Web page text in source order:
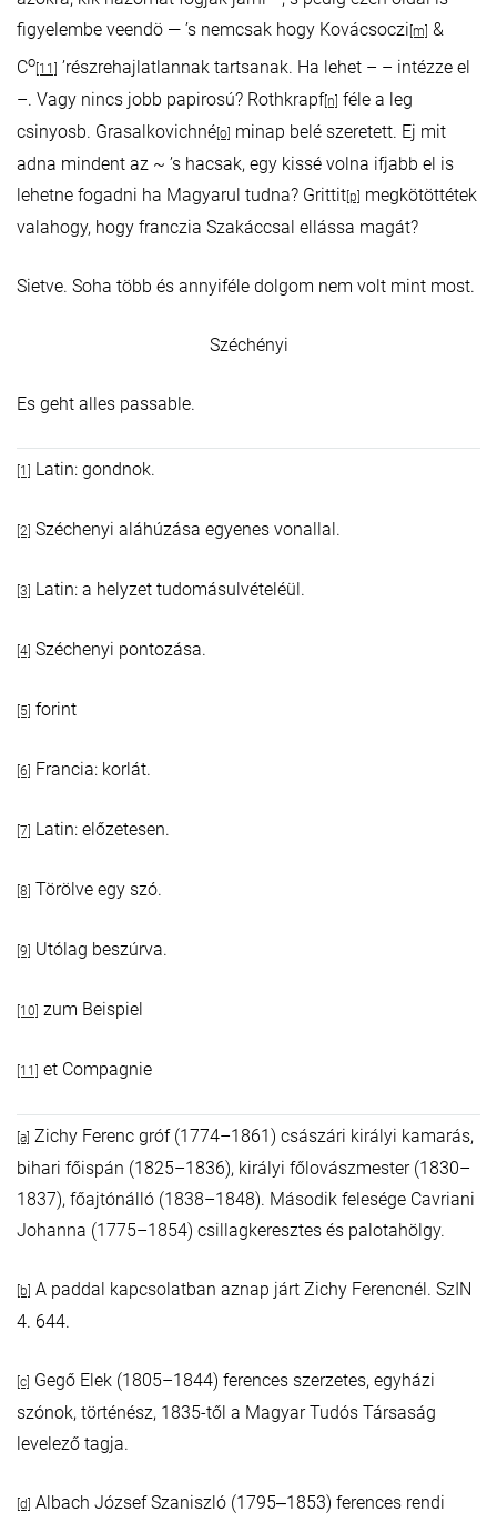
figyelembe veendö — ’s nemcsak hogy Kovácsoczi[m] &
Co [11]
’részrehajlatlannak tartsanak. Ha lehet – – intézze el
–. Vagy nincs jobb papirosú? Rothkrapf [n] féle a leg
csinyosb. Grasalkovichné [o] minap belé szeretett. Ej mit
adna mindent az ~ ’s hacsak, egy kissé volna ifjabb el is
lehetne fogadni ha Magyarul tudna? Grittit [p]
megkötöttétek
valahogy, hogy franczia Szakáccsal ellássa magát?
Sietve. Soha több és annyiféle dolgom nem volt mint most.
Széchényi
Es geht alles passable.
[1] Latin: gondnok.
[2] Széchenyi aláhúzása egyenes vonallal.
[3] Latin: a helyzet tudomásulvételéül.
[4] Széchenyi pontozása.
[5] forint
[6] Francia: korlát.
[7] Latin: előzetesen.
[8] Törölve egy szó.
[9] Utólag beszúrva.
[10] zum Beispiel
[11] et Compagnie
[a] Zichy Ferenc gróf (1774–1861) császári királyi kamarás,
bihari főispán (1825–1836), királyi főlovászmester (1830–
1837), főajtónálló (1838–1848). Második felesége Cavriani
Johanna (1775–1854) csillagkeresztes és palotahölgy.
[b] A paddal kapcsolatban aznap járt Zichy Ferencnél. SzIN
4. 644.
[c] Gegő Elek (1805–1844) ferences szerzetes, egyházi
szónok, történész, 1835-től a Magyar Tudós Társaság
levelező tagja.
[d]
Albach József Szaniszló (1795‒1853) ferences rendi